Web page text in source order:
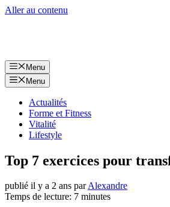
Aller au contenu
Menu
Menu
Actualités
Forme et Fitness
Vitalité
Lifestyle
Top 7 exercices pour
publié il y a 2 ans parAlexandre
Temps de lecture: 7 minutes